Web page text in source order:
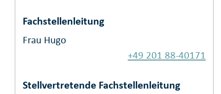
Fachstellenleitung
Frau Hugo
+49 201 88-40171
Stellvertretende Fachstellenleitung